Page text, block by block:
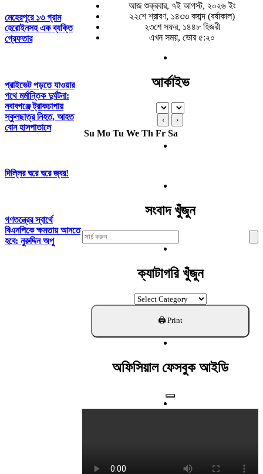
মেহেরপুরে ১৩ গ্রাম
হেরোইনসহ এক ব্যক্তি
গ্রেফতার
প্রাইভেট পড়তে যাওয়ার
পথে মর্মান্তিক দুর্ঘটনা:
নবাবগঞ্জে ট্রাকচাপায়
স্কুলছাত্র নিহত, আহত
বোন হাসপাতালে
দিল্লির ঘরে ঘরে জ্বর!
গণতন্ত্রের স্বার্থে
বিএনপিকে ক্ষমতায় আনতে
হবে: নুরুদ্দিন অপু
আজ শুক্রবার, ৭ই আগস্ট, ২০২৬ ইং
২২শে শ্রাবণ, ১৪৩৩ বঙ্গাব্দ (বর্ষাকাল)
২৩শে সফর, ১৪৪৮ হিজরী
এখন সময়, ভোর ৫:২০
আর্কাইভ
‹ ›
Su Mo Tu We Th Fr Sa
সংবাদ খুঁজুন
Search
For:
ক্যাটাগরি খুঁজুন
ক্যাটাগরি
খুঁজুন
অফিসিয়াল ফেসবুক আইডি